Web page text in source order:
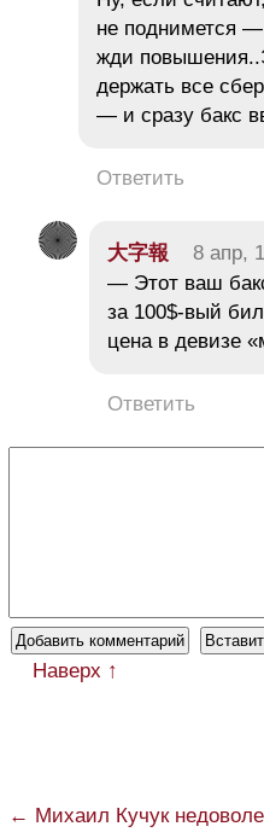
не поднимется —
жди
держать все
— и сразу бакс
Ответить
大字報 8 апр,
— Этот ваш
за 100$-вый
цена в девизе
Ответить
Наверх ↑
← Михаил Кучук